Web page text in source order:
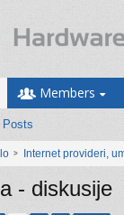
Posts
Members
Internet provideri,
- diskusije